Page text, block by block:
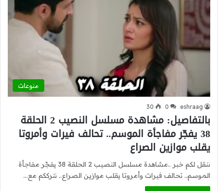
منوعات
eshraag
0
30
بالتفاصيل: مشاهدة مسلسل النصيب 2 الحلقة
38 يفجّر مفاجأة الموسم.. تحالف فيرات وأمروتا
يقلب موازين الصراع
ننقل لكم خبر ..مشاهدة مسلسل النصيب 2 الحلقة 38 يفجّر مفاجأة
الموسم.. تحالف فيرات وأمروتا يقلب موازين الصراع.. نترككم مع…